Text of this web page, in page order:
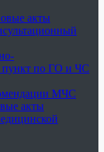
акты
пункт по ГО и ЧС
МЧС
акты